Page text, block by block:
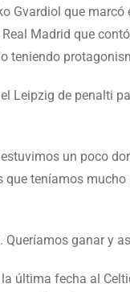
Gvardiol que
Madrid que
teniendo
Leipzig de penalti
un poco
teníamos
Queríamos ganar y
última fecha al